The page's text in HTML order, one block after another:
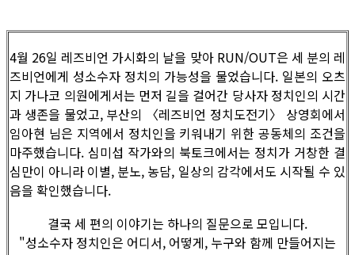
4월 26일 레즈비언 가시화의 날을 맞아 RUN/OUT은 세 분의 레
즈비언에게 성소수자 정치의 가능성을 물었습니다. 일본의 오츠
지 가나코 의원에게서는 먼저 길을 걸어간 당사자 정치인의 시간
과 생존을 물었고, 부산의 〈레즈비언 정치도전기〉 상영회에서
임아현 님은 지역에서 정치인을 키워내기 위한 공동체의 조건을
마주했습니다. 심미섭 작가와의 북토크에서는 정치가 거창한 결
심만이 아니라 이별, 분노, 농담, 일상의 감각에서도 시작될 수 있
음을 확인했습니다.
결국 세 편의 이야기는 하나의 질문으로 모입니다.
"성소수자 정치인은 어디서, 어떻게, 누구와 함께 만들어지는